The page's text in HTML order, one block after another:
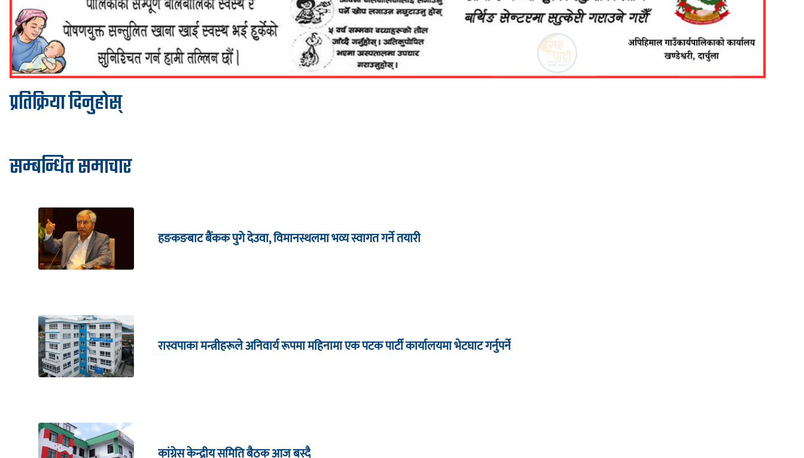
प्रतिक्रिया दिनुहोस्
सम्बन्धित समाचार
हङकङबाट बैंकक पुगे देउवा, विमानस्थलमा भव्य स्वागत गर्ने तयारी
रास्वपाका मन्त्रीहरूले अनिवार्य रूपमा महिनामा एक पटक पार्टी कार्यालयमा भेटघाट गर्नुपर्ने
कांग्रेस केन्द्रीय समिति बैठक आज बस्दै